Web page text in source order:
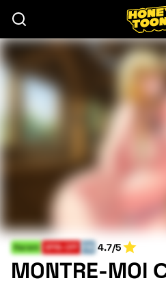
Harem SPIN-OFF 4.7/5
MONTRE-MOI